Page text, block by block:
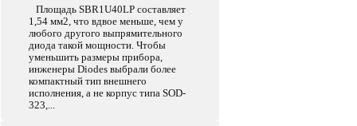
Площадь SBR1U40LP составляет
1,54 мм2, что вдвое меньше, чем у
любого другого выпрямительного
диода такой мощности. Чтобы
уменьшить размеры прибора,
инженеры Diodes выбрали более
компактный тип внешнего
исполнения, а не корпус типа SOD-
323,...